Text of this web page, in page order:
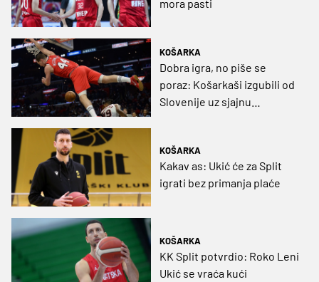
mora pasti
KOŠARKA
Dobra igra, no piše se
poraz: Košarkaši izgubili od
Slovenije uz sjajnu
KOŠARKA
Kakav as: Ukić će za Split
igrati bez primanja plaće
KOŠARKA
KK Split potvrdio: Roko Leni
Ukić se vraća kući